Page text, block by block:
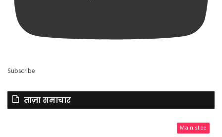
Subscribe
ताज़ा समाचार
Main slide